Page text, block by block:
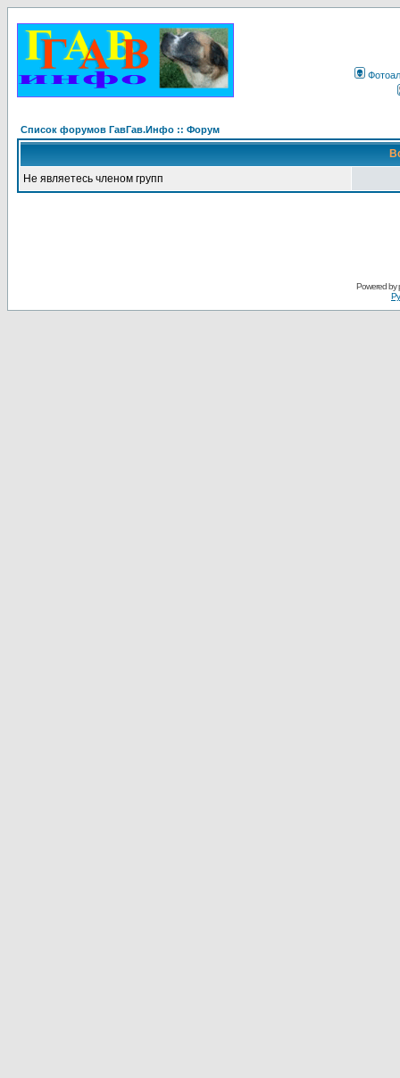
Список форумов ГавГав.Инфо :: Форум
Не являетесь членом групп
Powered by